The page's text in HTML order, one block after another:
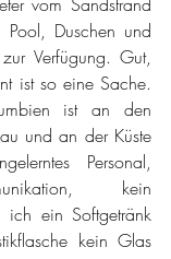
Duschen und
Verfügung. Gut,
ist so eine Sache.
ist an den
und an der Küste
Personal,
kein
ich ein Softgetränk
kein Glas